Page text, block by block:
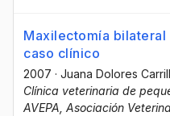
Maxilectomía
caso clínico
2007 · Juana Dolores
Clínica veterinaria de
AVEPA, Asociación